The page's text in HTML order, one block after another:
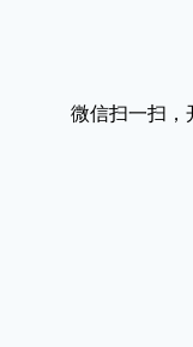
微信扫一扫，